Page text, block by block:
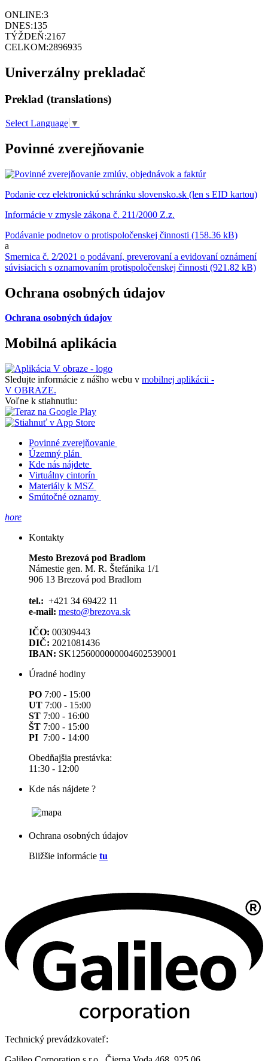
ONLINE:3
DNES:135
TÝŽDEŇ:2167
CELKOM:2896935
Univerzálny prekladač
Preklad (translations)
Select Language ▼
Povinné zverejňovanie
Podanie cez elektronickú schránku slovensko.sk (len s EID kartou)
Informácie v zmysle zákona č. 211/2000 Z.z.
Podávanie podnetov o protispoločenskej činnosti (158.36 kB)
a
Smernica č. 2/2021 o podávaní, preverovaní a evidovaní oznámení
súvisiacich s oznamovaním protispoločenskej činnosti (921.82 kB)
Ochrana osobných údajov
Ochrana osobných údajov
Mobilná aplikácia
Sledujte informácie z nášho webu v mobilnej aplikácii -
V OBRAZE.
Voľne k stiahnutiu:
Povinné zverejňovanie
Územný plán
Kde nás nájdete
Virtuálny cintorín
Materiály k MSZ
Smútočné oznamy
hore
Kontakty
Mesto Brezová pod Bradlom
Námestie gen. M. R. Štefánika 1/1
906 13 Brezová pod Bradlom
tel.: +421 34 69422 11
e-mail: mesto@brezova.sk
IČO: 00309443
DIČ: 2021081436
IBAN: SK1256000000004602539001
Úradné hodiny
PO 7:00 - 15:00
UT 7:00 - 15:00
ST 7:00 - 16:00
ŠT 7:00 - 15:00
PI 7:00 - 14:00
Obedňajšia prestávka:
11:30 - 12:00
Kde nás nájdete ?
Ochrana osobných údajov
Bližšie informácie tu
Technický prevádzkovateľ: